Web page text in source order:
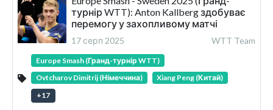
турнір WTT): Anton Kallberg здобуває
перемогу у захопливому матчі
17 серп 2025 WTT Team
Europe Smash (Гранд-турнір WTT)
Ovtcharov Dimitrij (Німеччина)
Xiang Peng (Китай)
+17